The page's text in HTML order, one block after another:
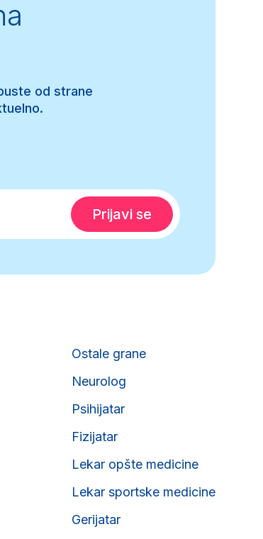
od strane
Ostale grane
Neurolog
Psihijatar
Fizijatar
Lekar opšte medicine
Lekar sportske medicine
Gerijatar